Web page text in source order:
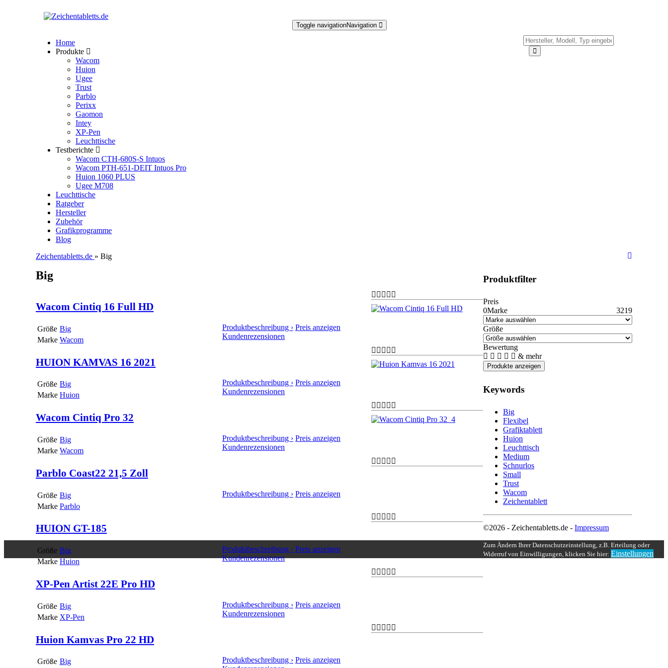
Toggle navigationNavigation
Home
Produkte
Wacom
Huion
Ugee
Trust
Parblo
Perixx
Gaomon
Intey
XP-Pen
Leuchttische
Testberichte
Wacom CTH-680S-S Intuos
Wacom PTH-651-DEIT Intuos Pro
Huion 1060 PLUS
Ugee M708
Leuchttische
Ratgeber
Hersteller
Zubehör
Grafikprogramme
Blog
Zeichentabletts.de » Big
Big
Wacom Cintiq 16 Full HD
Größe Big
Marke Wacom
Produktbeschreibung › Preis anzeigen
Kundenrezensionen
HUION KAMVAS 16 2021
Größe Big
Marke Huion
Produktbeschreibung › Preis anzeigen
Kundenrezensionen
Wacom Cintiq Pro 32
Größe Big
Marke Wacom
Produktbeschreibung › Preis anzeigen
Kundenrezensionen
Parblo Coast22 21,5 Zoll
Größe Big
Marke Parblo
Produktbeschreibung › Preis anzeigen
HUION GT-185
Größe Big
Marke Huion
Produktbeschreibung › Preis anzeigen
Kundenrezensionen
XP-Pen Artist 22E Pro HD
Größe Big
Marke XP-Pen
Produktbeschreibung › Preis anzeigen
Kundenrezensionen
Huion Kamvas Pro 22 HD
Größe Big Produktbeschreibung › Preis anzeigen
Produktfilter
Preis
0
3219
Marke
Größe
Bewertung
& mehr
Keywords
Big
Flexibel
Grafiktablett
Huion
Leuchttisch
Medium
Schnurlos
Small
Trust
Wacom
Zeichentablett
©2026 - Zeichentabletts.de - Impressum
Zum Ändern Ihrer Datenschutzeinstellung, z.B. Erteilung oder
Widerruf von Einwilligungen, klicken Sie hier: Einstellungen